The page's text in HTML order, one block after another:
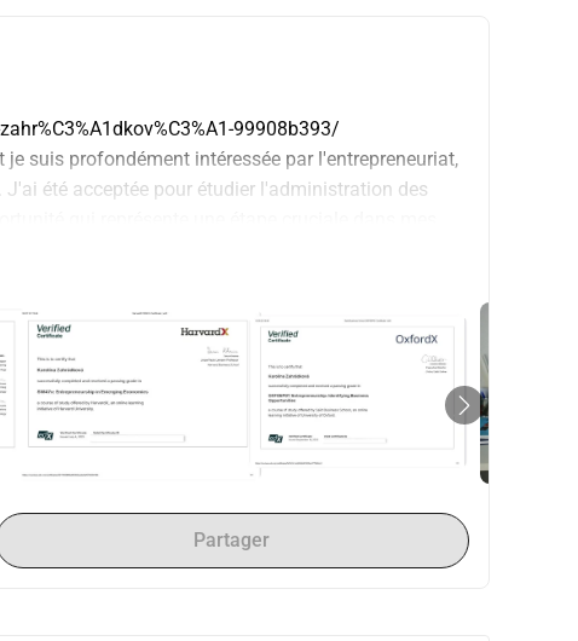
99908b393/
je suis profondément intéressée par l'entrepreneuriat,
été acceptée pour étudier l'administration des
sans soutien financier. Je suis passionnée par la
peut être un outil puissant pour améliorer
sociaux. Mon plus grand rêve est de créer un
peut être non seulement économiquement
le temps.
des Affaires à l'
avec un fort accent sur la gestion, la finance et
prestigieuses de l'AACSB et de l'AMBA,
Partager